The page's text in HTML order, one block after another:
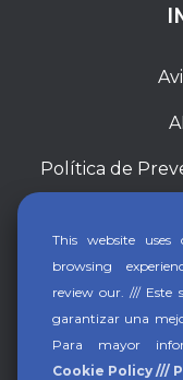
Política de
This website
browsing
review our. /// Este
garantizar una
Para mayor
Cookie Policy ///